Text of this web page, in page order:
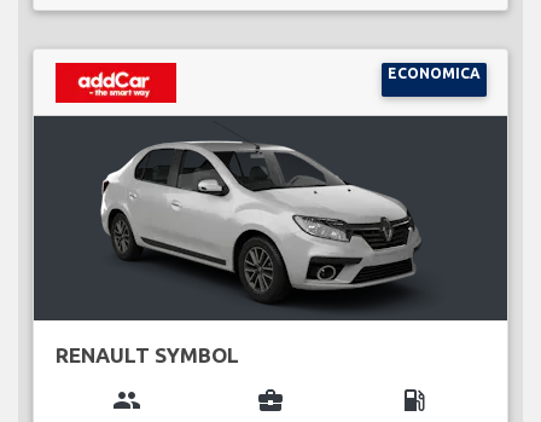
ECONOMICA
RENAULT SYMBOL
group business_center local_gas_station